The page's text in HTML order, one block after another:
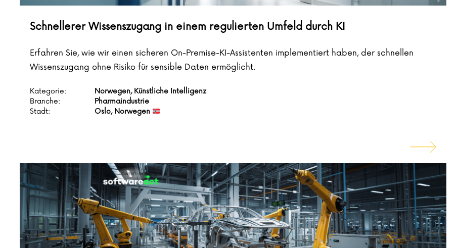
Schnellerer Wissenszugang in einem regulierten Umfeld durch KI
Erfahren Sie, wie wir einen sicheren On-Premise-KI-Assistenten implementiert haben, der schnellen
Wissenszugang ohne Risiko für sensible Daten ermöglicht.
Kategorie:
Norwegen, Künstliche Intelligenz
Branche:
Pharmaindustrie
Stadt:
Oslo, Norwegen